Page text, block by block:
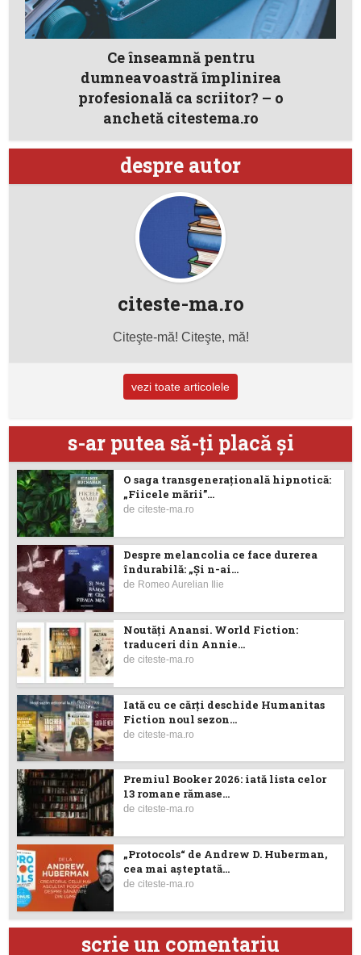
Ce înseamnă pentru
dumneavoastră împlinirea
profesională ca scriitor? – o
anchetă citestema.ro
despre autor
citeste-ma.ro
Citeşte-mă! Citeşte, mă!
vezi toate articolele
s-ar putea să-ţi placă şi
O saga transgenerațională hipnotică:
„Fiicele mării”...
deciteste-ma.ro
Despre melancolia ce face durerea
îndurabilă: „Și n-ai...
de Romeo Aurelian Ilie
Noutăţi Anansi. World Fiction:
traduceri din Annie...
deciteste-ma.ro
Iată cu ce cărţi deschide Humanitas
Fiction noul sezon...
deciteste-ma.ro
Premiul Booker 2026: iată lista celor
13 romane rămase...
deciteste-ma.ro
„Protocols“ de Andrew D. Huberman,
cea mai așteptată...
deciteste-ma.ro
scrie un comentariu